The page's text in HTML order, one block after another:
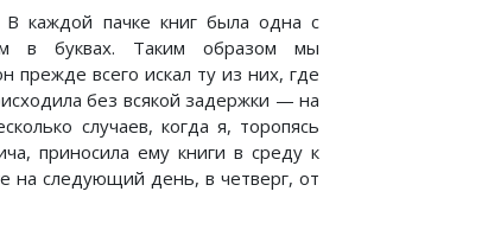
каждой пачке книг была одна с
в буквах. Таким образом мы
прежде всего искал ту из них, где
без всякой задержки — на
случаев, когда я, торопясь
приносила ему книги в среду к
на следующий день, в четверг, от